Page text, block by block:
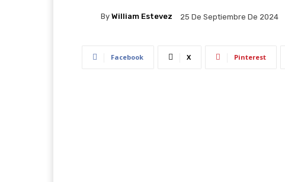
By William Estevez 25 De Septiembre De 2024
Facebook X Pinterest